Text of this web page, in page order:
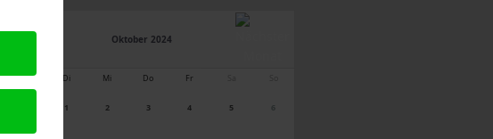
Oktober 2024
Mo Di Mi Do Fr
1 2 3 4 5 6